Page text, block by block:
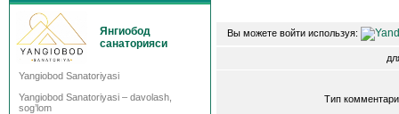
Янгиобод
санаторияси
Yangiobod Sanatoriyasi
Yangiobod Sanatoriyasi – davolash,
sog’lom
Вы можете войти используя:
Тип